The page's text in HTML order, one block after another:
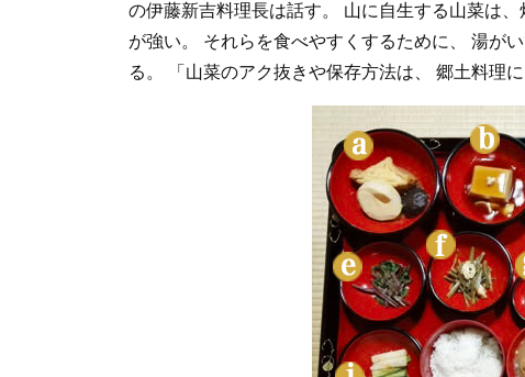
の伊藤新吉料理長は話す。 山に自生する山菜は
が強い。 それらを食べやすくするために、 湯が
る。 「山菜のアク抜きや保存方法は、 郷土料理